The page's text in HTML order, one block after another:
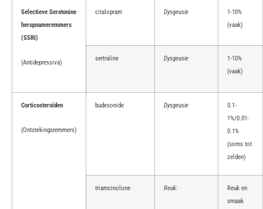
Selectieve Serotonine
heropnameremmers
(SSRI)
(Antidepressiva)
citalopram Dysgeusie
1-10%
(vaak)
sertraline Dysgeusie
1-10%
(vaak)
Corticosteroïden
(Ontstekingsremmers)
budesonide Dysgeusie
0.1-
1%/0.01-
0.1%
(soms tot
zelden)
triamcinolone Reuk:
Reuk en
smaak